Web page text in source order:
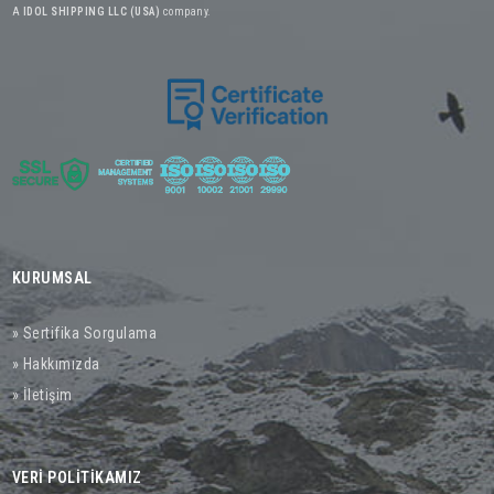
A
IDOL SHIPPING LLC (USA) company.
KURUMSAL
» Sertifika Sorgulama
» Hakkımızda
» İletişim
VERİ POLİTİKAMIZ